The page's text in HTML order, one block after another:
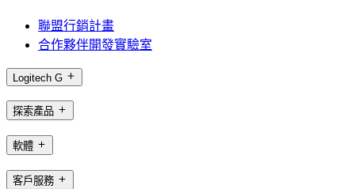
聯盟行銷計畫
合作夥伴開發實驗室
Logitech G
探索產品
軟體
客戶服務